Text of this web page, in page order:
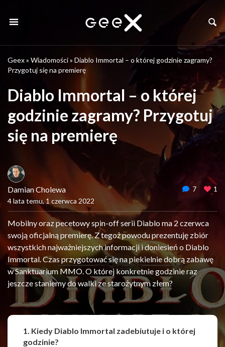
Geex» Wiadomości» Diablo Immortal – o której godzinie zagramy?
Przygotuj się na premierę
Diablo Immortal – o której
godzinie zagramy? Przygotuj
się na premierę
Damian Cholewa
4 lata temu, 1 czerwca 2022
7 1
Mobilny oraz pecetowy spin-off serii Diablo ma 2 czerwca
swoją oficjalną premierę. Z tegoż powodu prezentuję zbiór
wszystkich najważniejszych informacji i doniesień o Diablo
Immortal. Czas przygotować się na piekielnie dobrą zabawę
w Sanktuarium MMO. O której konkretnie godzinie raz
jeszcze staniemy do walki ze starożytnym złem?
1. Kiedy Diablo Immortal zadebiutuje i o której
godzinie?